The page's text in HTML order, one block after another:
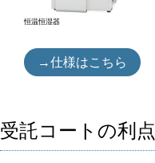
恒温恒湿器
→仕様はこちら
受託コートの利点